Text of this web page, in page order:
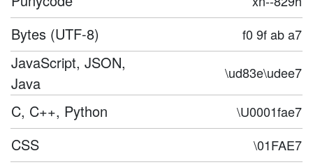
Bytes (UTF-8) f0 9f ab a7
JavaScript, JSON,
Java
\ud83e\udee7
C, C++, Python \U0001fae7
CSS \01FAE7